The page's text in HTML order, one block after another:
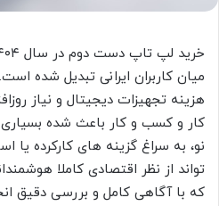
میان کاربران ایرانی تبدیل شده
هزینه تجهیزات دیجیتال و نیاز
کار و کسب و کار باعث شده بسیاری
نو، به سراغ گزینه های کارکرده یا
تواند از نظر اقتصادی کاملا
که با آگاهی کامل و بررسی دقیق